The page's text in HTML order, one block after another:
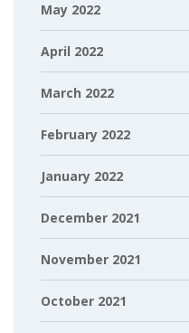
May 2022
April 2022
March 2022
February 2022
January 2022
December 2021
November 2021
October 2021